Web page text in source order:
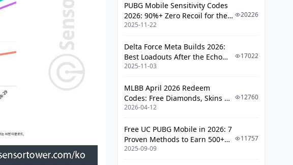
PUBG Mobile Sensitivity Codes
2026: 90%+ Zero Recoil for the
V4.4 M416 & AUG Meta
2025-11-22
20226
Delta Force Meta Builds 2026:
Best Loadouts After the Echo
Season Update
2025-11-03
17022
MLBB April 2026 Redeem
Codes: Free Diamonds, Skins &
Starlight Rewards
2026-04-12
12760
Free UC PUBG Mobile in 2026: 7
Proven Methods to Earn 500+
UC (V4.3 & RPA18 Updates)
2025-09-09
11757